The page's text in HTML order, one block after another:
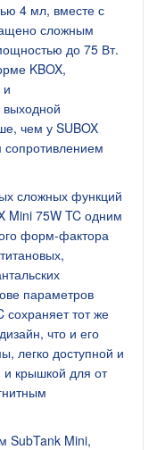
4 мл, вместе с
сложным
до 75 Вт.
KBOX,
чем у SUBOX
сложных функций
Mini 75W TC одним
форм-фактора
параметров
тот же
что и его
легко доступной и
крышкой для от
SubTank Mini,